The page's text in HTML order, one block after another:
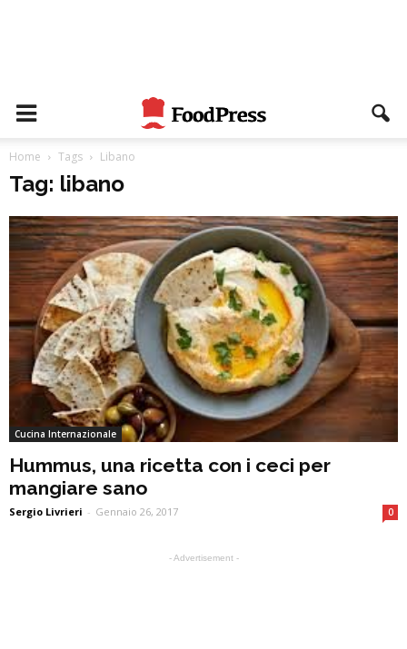
Home Tags Libano
Tag: libano
Cucina Internazionale
Hummus, una ricetta con i ceci per
mangiare sano
Sergio Livrieri - Gennaio 26, 2017 0
- Advertisement -